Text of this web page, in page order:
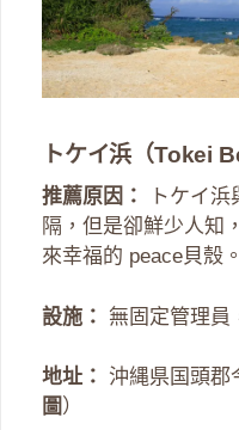
トケイ浜（Tokei
推薦原因：
トケイ
隔，但是卻鮮少人知
來幸福的 peace貝殼。
設施： 無固定管理員
地址： 沖縄県国頭郡
圖）